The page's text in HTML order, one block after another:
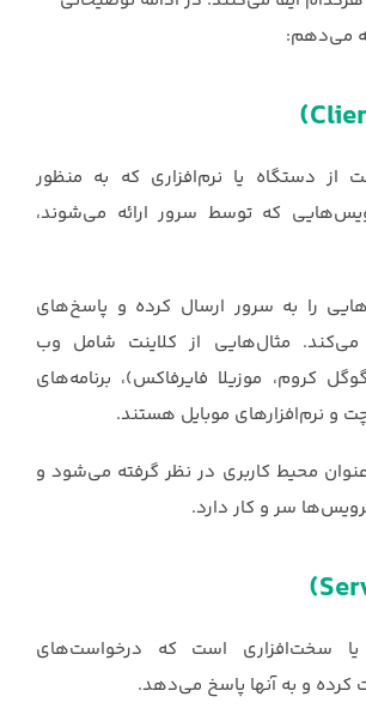
می‌دهم:‏
از دستگاه یا نرم‌افزاری که به منظور
که توسط سرور ارائه ‏می‌شوند،
را به سرور ارسال کرده و پاسخ‌های
‏می‌کند. مثال‌هایی از کلاینت شامل وب‌
کروم، موزیلا فایرفاکس)، برنامه‌های
و نرم‌افزارهای موبایل هستند.
عنوان محیط کاربری در نظر گرفته ‏می‌شود و
سر و کار دارد.‏
یا سخت‌افزاری است که درخواست‌های
کرده و به آنها پاسخ می‌دهد.